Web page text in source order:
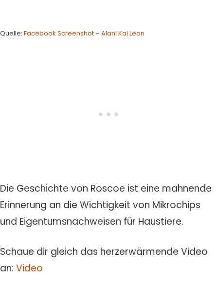
Quelle: Facebook Screenshot – Alani Kai Leon
Die Geschichte von Roscoe ist eine mahnende
Erinnerung an die Wichtigkeit von Mikrochips
und Eigentumsnachweisen für Haustiere.
Schaue dir gleich das herzerwärmende Video
an: Video